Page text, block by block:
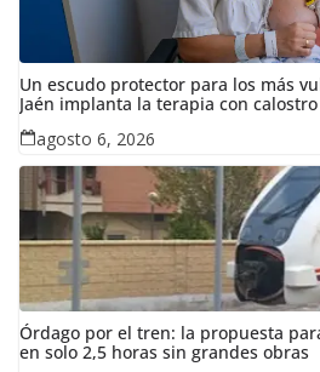
Un escudo protector para los más
Jaén implanta la terapia con
agosto 6, 2026
Órdago por el tren: la propuesta
en solo 2,5 horas sin grandes obras